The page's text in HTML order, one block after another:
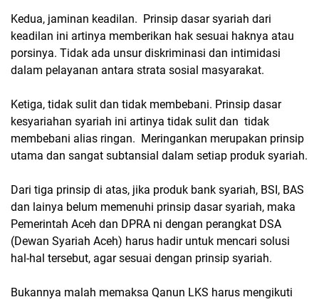
Kedua, jaminan keadilan. Prinsip dasar syariah dari
keadilan ini artinya memberikan hak sesuai haknya atau
porsinya. Tidak ada unsur diskriminasi dan intimidasi
dalam pelayanan antara strata sosial masyarakat.
Ketiga, tidak sulit dan tidak membebani. Prinsip dasar
kesyariahan syariah ini artinya tidak sulit dan tidak
membebani alias ringan. Meringankan merupakan prinsip
utama dan sangat subtansial dalam setiap produk syariah.
Dari tiga prinsip di atas, jika produk bank syariah, BSI, BAS
dan lainya belum memenuhi prinsip dasar syariah, maka
Pemerintah Aceh dan DPRA ni dengan perangkat DSA
(Dewan Syariah Aceh) harus hadir untuk mencari solusi
hal-hal tersebut, agar sesuai dengan prinsip syariah.
Bukannya malah memaksa Qanun LKS harus mengikuti